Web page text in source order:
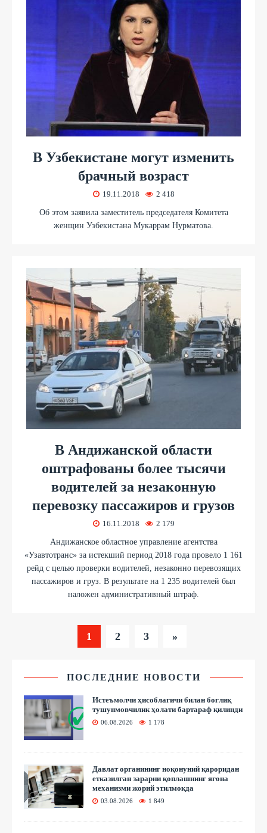
В Узбекистане могут изменить
брачный возраст
19.11.2018 2 418
Об этом заявила заместитель председателя Комитета
женщин Узбекистана Мукаррам Нурматова.
В Андижанской области
оштрафованы более тысячи
водителей за незаконную
перевозку пассажиров и грузов
16.11.2018 2 179
Андижанское областное управление агентства
«Узавтотранс» за истекший период 2018 года провело 1 161
рейд с целью проверки водителей, незаконно перевозящих
пассажиров и груз. В результате на 1 235 водителей был
наложен административный штраф.
1 2 3 »
ПОСЛЕДНИЕ НОВОСТИ
Истеъмолчи ҳисоблагичи билан боғлиқ
тушунмовчилик ҳолати бартараф қилинди
06.08.2026 1 178
Давлат органининг ноқонуний қароридан
етказилган зарарни қоплашнинг ягона
механизми жорий этилмоқда
03.08.2026 1 849